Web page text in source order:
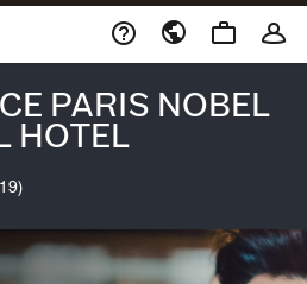
PARIS NOBEL
HOTEL